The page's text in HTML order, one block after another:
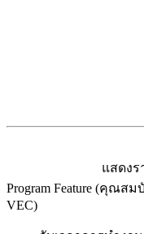
แสดงร
Program Feature (คุณ
VEC)